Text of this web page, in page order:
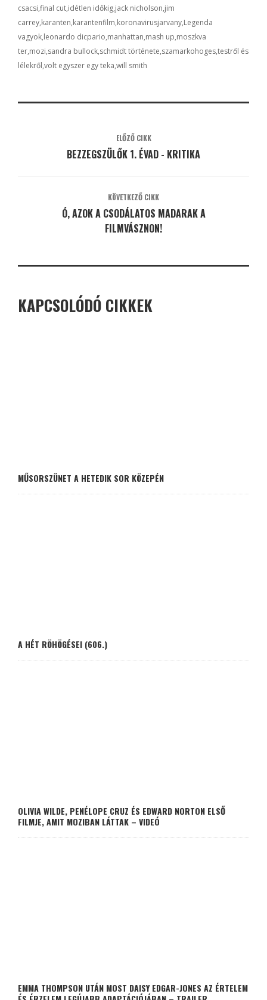
csacsi final cut idétlen időkig jack nicholson jim
carrey karanten karantenfilm koronavirusjarvany Legenda
vagyok leonardo dicpario manhattan mash up moszkva
ter mozi sandra bullock schmidt története szamarkohogestestről és
lélekről volt egyszer egy teka will smith
ELŐZŐ CIKK
BEZZEGSZÜLŐK 1. ÉVAD - KRITIKA
KÖVETKEZŐ CIKK
Ó, AZOK A CSODÁLATOS MADARAK A
FILMVÁSZNON!
KAPCSOLÓDÓ CIKKEK
MŰSORSZÜNET A HETEDIK SOR KÖZEPÉN
A HÉT RÖHÖGÉSEI (606.)
OLIVIA WILDE, PENÉLOPE CRUZ ÉS EDWARD NORTON ELSŐ
FILMJE, AMIT MOZIBAN LÁTTAK – VIDEÓ
EMMA THOMPSON UTÁN MOST DAISY EDGAR-JONES AZ ÉRTELEM